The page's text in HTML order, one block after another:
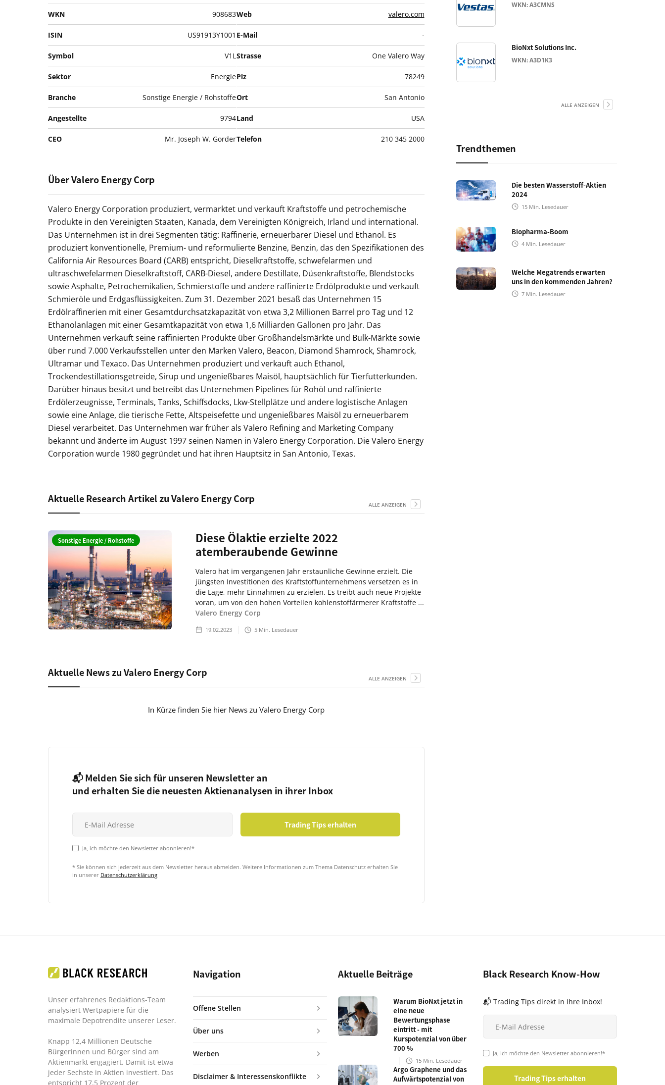
WKN 908683
ISIN US91913Y1001
Symbol V1L
Sektor Energie
Branche Sonstige Energie / Rohstoffe
Angestellte 9794
CEO Mr. Joseph W. Gorder
Web valero.com
E-Mail -
Strasse One Valero Way
Plz 78249
Ort San Antonio
Land USA
Telefon 210 345 2000
Über Valero Energy Corp
Valero Energy Corporation produziert, vermarktet und verkauft Kraftstoffe und petrochemische
Produkte in den Vereinigten Staaten, Kanada, dem Vereinigten Königreich, Irland und international.
Das Unternehmen ist in drei Segmenten tätig: Raffinerie, erneuerbarer Diesel und Ethanol. Es
produziert konventionelle, Premium- und reformulierte Benzine, Benzin, das den Spezifikationen des
California Air Resources Board (CARB) entspricht, Dieselkraftstoffe, schwefelarmen und
ultraschwefelarmen Dieselkraftstoff, CARB-Diesel, andere Destillate, Düsenkraftstoffe, Blendstocks
sowie Asphalte, Petrochemikalien, Schmierstoffe und andere raffinierte Erdölprodukte und verkauft
Schmieröle und Erdgasflüssigkeiten. Zum 31. Dezember 2021 besaß das Unternehmen 15
Erdölraffinerien mit einer Gesamtdurchsatzkapazität von etwa 3,2 Millionen Barrel pro Tag und 12
Ethanolanlagen mit einer Gesamtkapazität von etwa 1,6 Milliarden Gallonen pro Jahr. Das
Unternehmen verkauft seine raffinierten Produkte über Großhandelsmärkte und Bulk-Märkte sowie
über rund 7.000 Verkaufsstellen unter den Marken Valero, Beacon, Diamond Shamrock, Shamrock,
Ultramar und Texaco. Das Unternehmen produziert und verkauft auch Ethanol,
Trockendestillationsgetreide, Sirup und ungenießbares Maisöl, hauptsächlich für Tierfutterkunden.
Darüber hinaus besitzt und betreibt das Unternehmen Pipelines für Rohöl und raffinierte
Erdölerzeugnisse, Terminals, Tanks, Schiffsdocks, Lkw-Stellplätze und andere logistische Anlagen
sowie eine Anlage, die tierische Fette, Altspeisefette und ungenießbares Maisöl zu erneuerbarem
Diesel verarbeitet. Das Unternehmen war früher als Valero Refining and Marketing Company
bekannt und änderte im August 1997 seinen Namen in Valero Energy Corporation. Die Valero Energy
Corporation wurde 1980 gegründet und hat ihren Hauptsitz in San Antonio, Texas.
Aktuelle Research Artikel zu Valero Energy Corp ALLE ANZEIGEN
Sonstige Energie / Rohstoffe
Diese Ölaktie erzielte 2022
atemberaubende Gewinne
Valero hat im vergangenen Jahr erstaunliche Gewinne erzielt. Die
jüngsten Investitionen des Kraftstoffunternehmens versetzen es in
die Lage, mehr Einnahmen zu erzielen. Es treibt auch neue Projekte
voran, um von den hohen Vorteilen kohlenstoffärmerer Kraftstoffe ...
Valero Energy Corp
19.02.2023 5 Min. Lesedauer
Aktuelle News zu Valero Energy Corp ALLE ANZEIGEN
In Kürze finden Sie hier News zu Valero Energy Corp
📬 Melden Sie sich für unseren Newsletter an
und erhalten Sie die neuesten Aktienanalysen in ihrer Inbox
Ja, ich möchte den Newsletter abonnieren!*
* Sie können sich jederzeit aus dem Newsletter heraus abmelden. Weitere Informationen zum Thema Datenschutz erhalten Sie
in unserer Datenschutzerklärung
WKN: A3CMNS
BioNxt Solutions Inc.
WKN: A3D1K3
ALLE ANZEIGEN
Trendthemen
Die besten Wasserstoff-Aktien
2024
15 Min. Lesedauer
Biopharma-Boom
4 Min. Lesedauer
Welche Megatrends erwarten
uns in den kommenden Jahren?
7 Min. Lesedauer
Unser erfahrenes Redaktions-Team
analysiert Wertpapiere für die
maximale Depotrendite unserer Leser.
Knapp 12,4 Millionen Deutsche
Bürgerinnen und Bürger sind am
Aktienmarkt engagiert. Damit ist etwa
jeder Sechste in Aktien investiert. Das
entspricht 17,5 Prozent der
Navigation
Offene Stellen
Über uns
Werben
Disclaimer & Interessenskonflikte
Aktuelle Beiträge
Warum BioNxt jetzt in
eine neue
Bewertungsphase
eintritt - mit
Kurspotenzial von über
700 %
15 Min. Lesedauer
Argo Graphene und das
Aufwärtspotenzial von
Black Research Know-How
📬 Trading Tips direkt in Ihre Inbox!
Ja, ich möchte den Newsletter abonnieren!*